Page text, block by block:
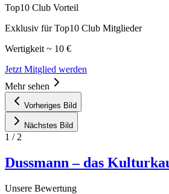
Top10 Club Vorteil
Exklusiv für Top10 Club Mitglieder
Wertigkeit ~ 10 €
Jetzt Mitglied werden
Mehr sehen
Vorheriges Bild
Nächstes Bild
1 / 2
Dussmann – das
Unsere Bewertung